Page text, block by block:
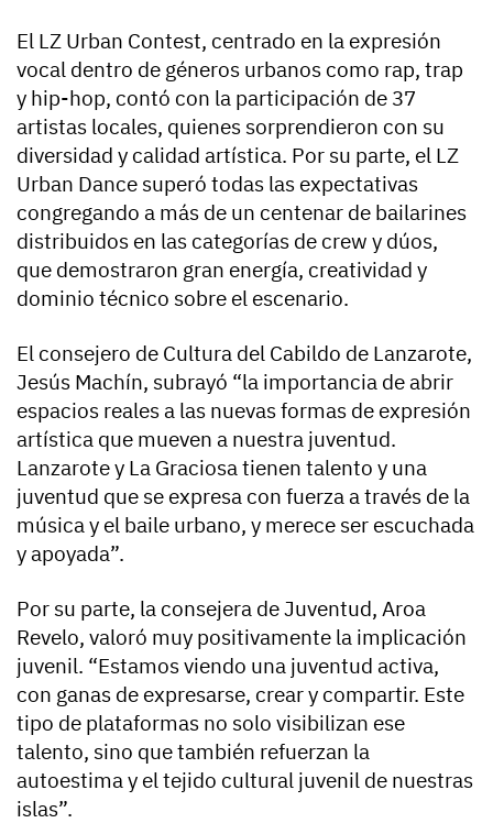
El LZ Urban Contest, centrado en la expresión
vocal dentro de géneros urbanos como rap, trap
y hip-hop, contó con la participación de 37
artistas locales, quienes sorprendieron con su
diversidad y calidad artística. Por su parte, el LZ
Urban Dance superó todas las expectativas
congregando a más de un centenar de bailarines
distribuidos en las categorías de crew y dúos,
que demostraron gran energía, creatividad y
dominio técnico sobre el escenario.
El consejero de Cultura del Cabildo de Lanzarote,
Jesús Machín, subrayó “la importancia de abrir
espacios reales a las nuevas formas de expresión
artística que mueven a nuestra juventud.
Lanzarote y La Graciosa tienen talento y una
juventud que se expresa con fuerza a través de la
música y el baile urbano, y merece ser escuchada
y apoyada”.
Por su parte, la consejera de Juventud, Aroa
Revelo, valoró muy positivamente la implicación
juvenil. “Estamos viendo una juventud activa,
con ganas de expresarse, crear y compartir. Este
tipo de plataformas no solo visibilizan ese
talento, sino que también refuerzan la
autoestima y el tejido cultural juvenil de nuestras
islas”.